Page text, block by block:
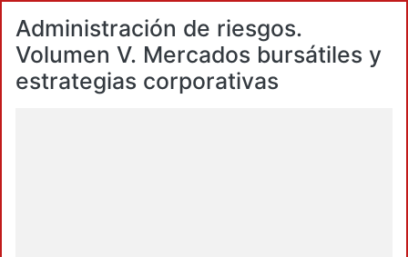
Administración de riesgos.
Volumen V. Mercados bursátiles y
estrategias corporativas